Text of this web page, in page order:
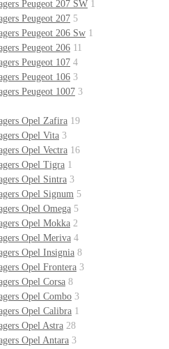
Peugeot 207 SW 1
Peugeot 207 5
Peugeot 206 Sw 1
Peugeot 206 11
Peugeot 107 4
Peugeot 106 3
Peugeot 1007 3
Opel Zafira 19
Opel Vita 3
Opel Vectra 16
Opel Tigra 1
Opel Sintra 3
Opel Signum 5
Opel Omega 5
Opel Mokka 2
Opel Meriva 4
Opel Insignia 8
Opel Frontera 3
Opel Corsa 8
Opel Combo 3
Opel Calibra 1
Opel Astra 28
Opel Antara 3